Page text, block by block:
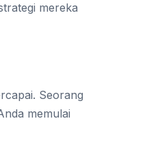
mereka
Seorang
memulai